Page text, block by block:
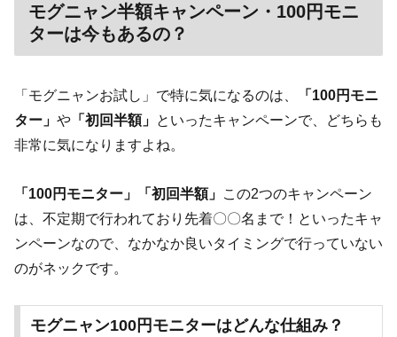
モグニャン半額キャンペーン・100円モニ
ターは今もあるの？
「モグニャンお試し」で特に気になるのは、
「100円モニ
ター」 や 「初回半額」 といったキャンペーンで、どちらも
非常に気になりますよね。
「100円モニター」 「初回半額」 この2つのキャンペーン
は、不定期で行われており先着〇〇名まで！といったキャ
ンペーンなので、なかなか良いタイミングで行っていない
のがネックです。
モグニャン100円モニターはどんな仕組み？